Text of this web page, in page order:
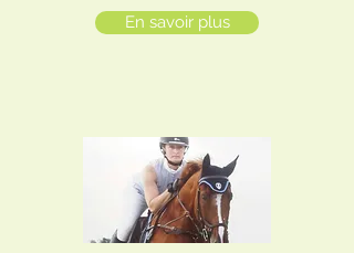
En savoir plus